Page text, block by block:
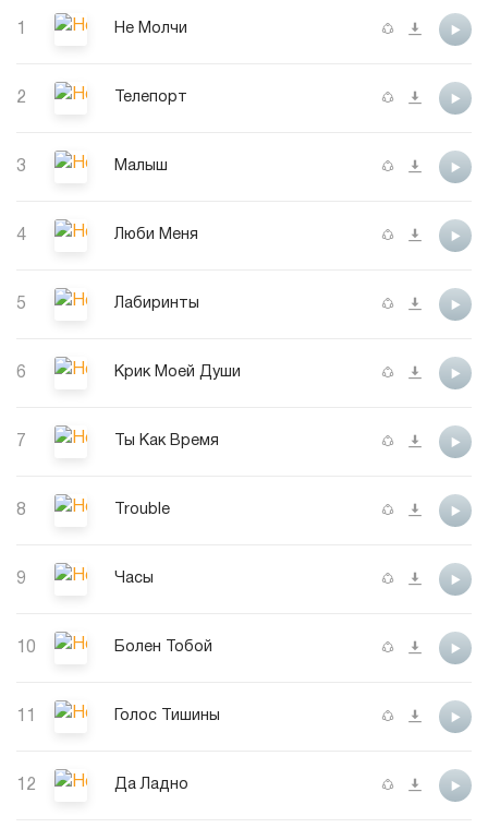
1 Не Молчи
2 Телепорт
3 Малыш
4 Люби Меня
5 Лабиринты
6 Крик Моей Души
7 Ты Как Время
8 Trouble
9 Часы
10 Болен Тобой
11 Голос Тишины
12 Да Ладно